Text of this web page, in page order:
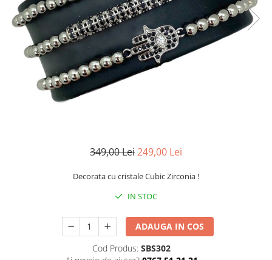
CERCEI
CEASURI DAMA
349,00 Lei249,00 Lei
Decorata cu cristale Cubic Zirconia !
IN STOC
ADAUGA IN COS
Cod Produs: SBS302